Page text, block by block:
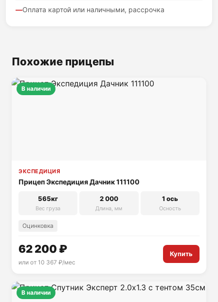
Оплата картой или наличными, рассрочка
Похожие прицепы
В наличии
ЭКСПЕДИЦИЯ
Прицеп Экспедиция Дачник 111100
565кг
Вес груза
2 000
Длина, мм
1 ось
Осность
Оцинковка
62 200 ₽
или от 10 367 ₽/мес
Купить
В наличии